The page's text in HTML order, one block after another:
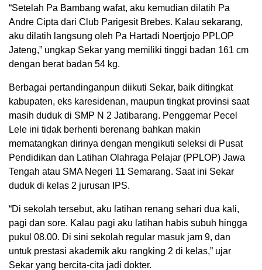
“Setelah Pa Bambang wafat, aku kemudian dilatih Pa
Andre Cipta dari Club Parigesit Brebes. Kalau sekarang,
aku dilatih langsung oleh Pa Hartadi Noertjojo PPLOP
Jateng,” ungkap Sekar yang memiliki tinggi badan 161 cm
dengan berat badan 54 kg.
Berbagai pertandinganpun diikuti Sekar, baik ditingkat
kabupaten, eks karesidenan, maupun tingkat provinsi saat
masih duduk di SMP N 2 Jatibarang. Penggemar Pecel
Lele ini tidak berhenti berenang bahkan makin
mematangkan dirinya dengan mengikuti seleksi di Pusat
Pendidikan dan Latihan Olahraga Pelajar (PPLOP) Jawa
Tengah atau SMA Negeri 11 Semarang. Saat ini Sekar
duduk di kelas 2 jurusan IPS.
“Di sekolah tersebut, aku latihan renang sehari dua kali,
pagi dan sore. Kalau pagi aku latihan habis subuh hingga
pukul 08.00. Di sini sekolah regular masuk jam 9, dan
untuk prestasi akademik aku rangking 2 di kelas,” ujar
Sekar yang bercita-cita jadi dokter.